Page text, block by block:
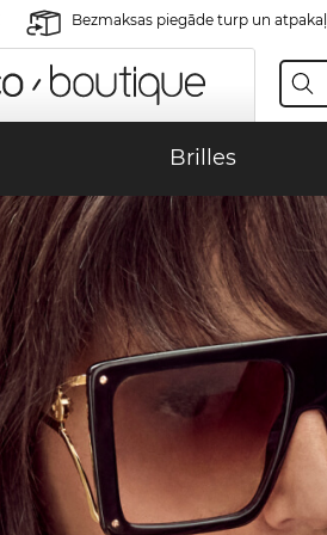
Bezmaksas piegāde turp un atpakaļ
Brilles